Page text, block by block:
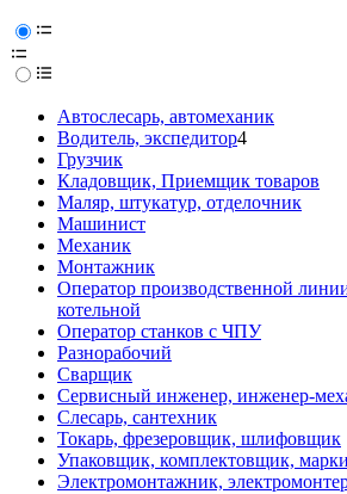
Автослесарь, автомеханик
Водитель, экспедитор4
Грузчик
Кладовщик, Приемщик товаров
Маляр, штукатур, отделочник
Машинист
Механик
Монтажник
Оператор производственной
котельной
Оператор станков с ЧПУ
Разнорабочий
Сварщик
Сервисный инженер, инженер-
Слесарь, сантехник
Токарь, фрезеровщик, шлифовщик
Упаковщик, комплектовщик,
Электромонтажник,